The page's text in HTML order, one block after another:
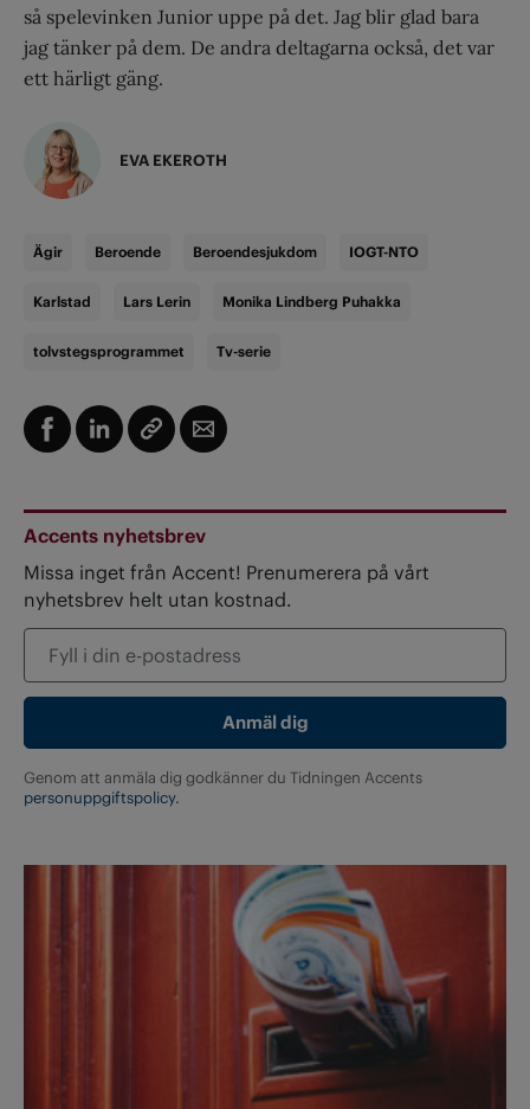
så spelevinken Junior uppe på det. Jag blir glad bara
jag tänker på dem. De andra deltagarna också, det var
ett härligt gäng.
EVA EKEROTH
Ägir Beroende Beroendesjukdom IOGT-NTO
Karlstad Lars Lerin Monika Lindberg Puhakka
tolvstegsprogrammet Tv-serie
Accents nyhetsbrev
Missa inget från Accent! Prenumerera på vårt
nyhetsbrev helt utan kostnad.
Genom att anmäla dig godkänner du Tidningen Accents
personuppgiftspolicy.